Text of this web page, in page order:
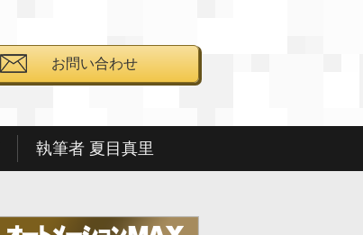
お問い合わせ
執筆者 夏目真里